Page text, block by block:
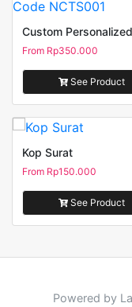
From Rp350.000
See Product
Kop Surat
From Rp150.000
See Product
Powered by